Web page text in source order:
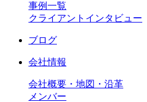
事例一覧
クライアントインタビュー
ブログ
会社情報
会社概要・地図・沿革
メンバー